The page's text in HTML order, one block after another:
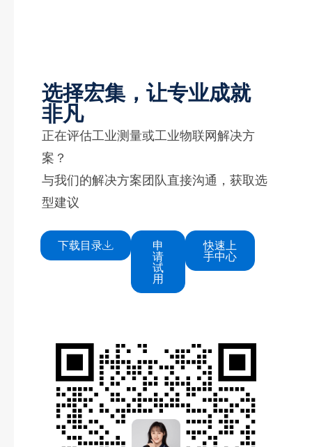
选择宏集，让专业成就
非凡
正在评估工业测量或工业物联网解决方
案？
与我们的解决方案团队直接沟通，获取选
型建议
下载目录 申
请
试
用
快速上
手中心